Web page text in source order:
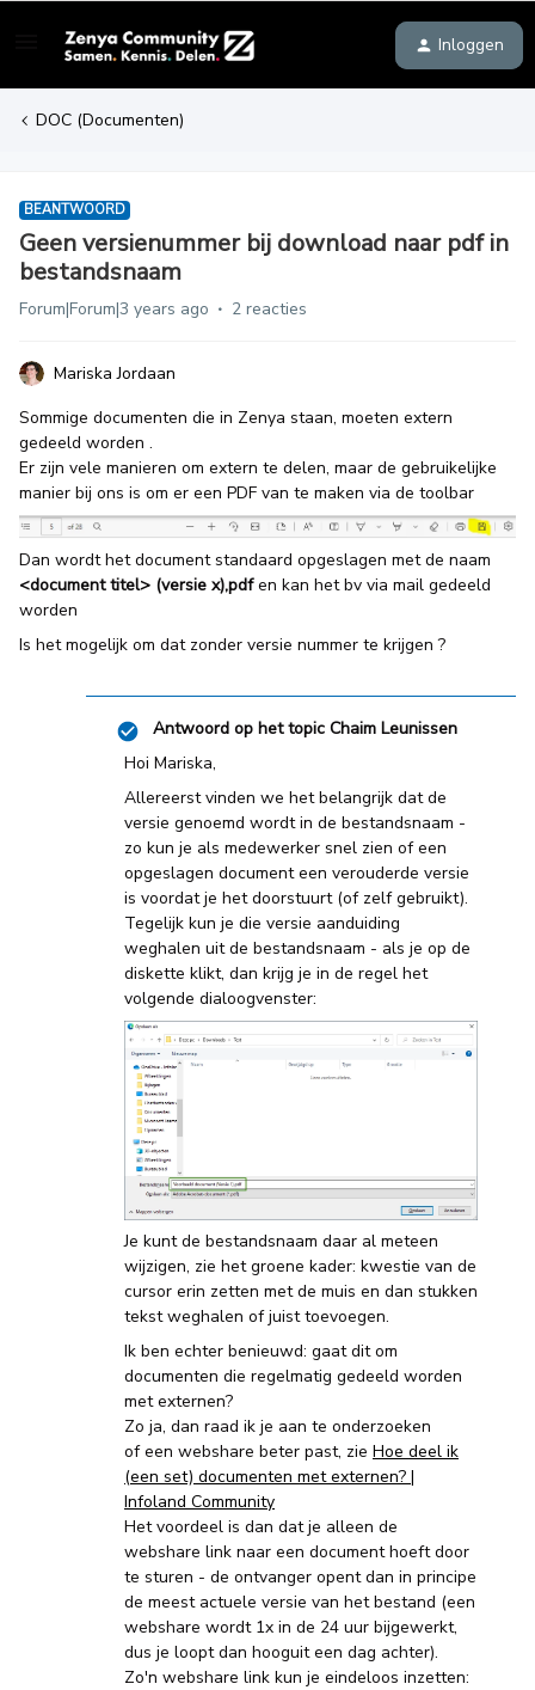
Inloggen
DOC (Documenten)
BEANTWOORD
Geen versienummer bij download naar pdf in
bestandsnaam
Forum|Forum|3 years ago 2 reacties
Mariska Jordaan
Sommige documenten die in Zenya staan, moeten extern
gedeeld worden .
Er zijn vele manieren om extern te delen, maar de gebruikelijke
manier bij ons is om er een PDF van te maken via de toolbar
Dan wordt het document standaard opgeslagen met de naam
<document titel> (versie x),pdfen kan het bv via mail gedeeld
worden
Is het mogelijk om dat zonder versie nummer te krijgen ?
Antwoord op het topic Chaim Leunissen
Hoi Mariska,
Allereerst vinden we het belangrijk dat de
versie genoemd wordt in de bestandsnaam -
zo kun je als medewerker snel zien of een
opgeslagen document een verouderde versie
is voordat je het doorstuurt (of zelf gebruikt).
Tegelijk kun je die versie aanduiding
weghalen uit de bestandsnaam - als je op de
diskette klikt, dan krijg je in de regel het
volgende dialoogvenster:
Je kunt de bestandsnaam daar al meteen
wijzigen, zie het groene kader: kwestie van de
cursor erin zetten met de muis en dan stukken
tekst weghalen of juist toevoegen.
Ik ben echter benieuwd: gaat dit om
documenten die regelmatig gedeeld worden
met externen?
Zo ja, dan raad ik je aan te onderzoeken
of een webshare beter past, zie Hoe deel ik
(een set) documenten met externen? |
Infoland Community
Het voordeel is dan dat je alleen de
webshare link naar een document hoeft door
te sturen - de ontvanger opent dan in principe
de meest actuele versie van het bestand (een
webshare wordt 1x in de 24 uur bijgewerkt,
dus je loopt dan hooguit een dag achter).
Zo'n webshare link kun je eindeloos inzetten: